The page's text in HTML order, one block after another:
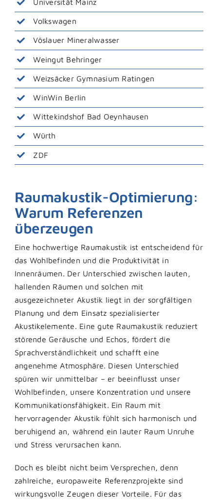
Universität Mainz
Volkswagen
Vöslauer Mineralwasser
Weingut Behringer
Weizsäcker Gymnasium Ratingen
WinWin Berlin
Wittekindshof Bad Oeynhausen
Würth
ZDF
Raumakustik-Optimierung:
Warum Referenzen
überzeugen
Eine hochwertige Raumakustik ist entscheidend für
das Wohlbefinden und die Produktivität in
Innenräumen. Der Unterschied zwischen lauten,
hallenden Räumen und solchen mit
ausgezeichneter Akustik liegt in der sorgfältigen
Planung und dem Einsatz spezialisierter
Akustikelemente. Eine gute Raumakustik reduziert
störende Geräusche und Echos, fördert die
Sprachverständlichkeit und schafft eine
angenehme Atmosphäre. Diesen Unterschied
spüren wir unmittelbar – er beeinflusst unser
Wohlbefinden, unsere Konzentration und unsere
Kommunikationsfähigkeit. Ein Raum mit
hervorragender Akustik fühlt sich harmonisch und
beruhigend an, während ein lauter Raum Unruhe
und Stress verursachen kann.
Doch es bleibt nicht beim Versprechen, denn
zahlreiche, europaweite Referenzprojekte sind
wirkungsvolle Zeugen dieser Vorteile. Für das